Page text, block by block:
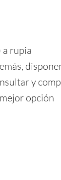
a rupia
y
opción